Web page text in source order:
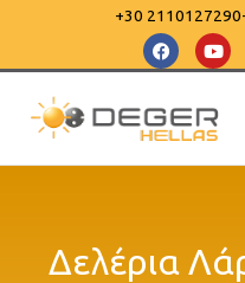
περιεχόμενο
+30
F
a
c
b
o
o
k
Y
o
u
u
b
e
Δελέρια